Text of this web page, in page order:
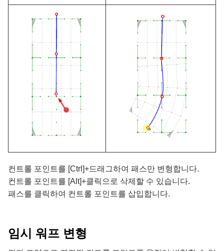
컨트롤 포인트를 [Ctrl]+드래그하여 패스만 변형합니다.
컨트롤 포인트를 [Alt]+클릭으로 삭제할 수 있습니다.
패스를 클릭하여 컨트롤 포인트를 삽입합니다.
임시 워프 변형